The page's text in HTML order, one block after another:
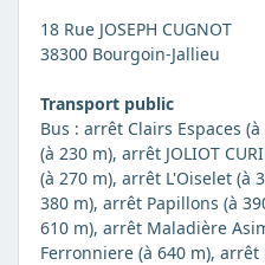
18 Rue JOSEPH CUGNOT
38300 Bourgoin-Jallieu
Transport public
Bus : arrêt Clairs Espaces
(à 230 m), arrêt JOLIOT
(à 270 m), arrêt L'Oiselet (à
380 m), arrêt Papillons (à
610 m), arrêt Maladière
Ferronniere (à 640 m), arrêt